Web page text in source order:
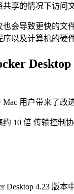
享的情况下访问
会导致更快的文
以及计算机的硬件
Mac 用户带来了
10 倍 传输控制
Desktop 4.23 版